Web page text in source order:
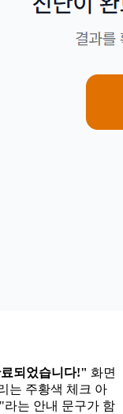
되었습니다!" 화면
는 주황색 체크 아
는 안내 문구가 함